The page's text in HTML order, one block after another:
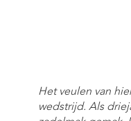
Het veulen van
wedstrijd. Als